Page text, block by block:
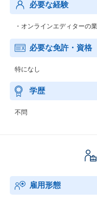
必要な経験
・オンラインエディターの
必要な免許・資格
特になし
学歴
不問
雇用形態